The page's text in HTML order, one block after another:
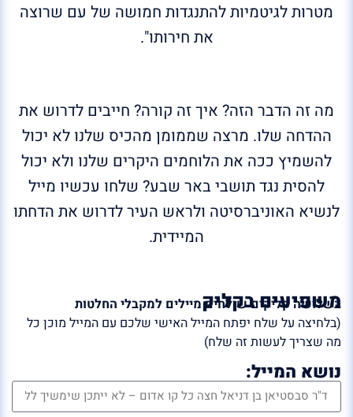
מטרות לגיטמיות להתנגדות חמושה של עם שרוצה
את חירותו".
מה זה הדבר הזה? איך זה קורה? חייבים לדרוש את
ההדחה שלו. מרצה שממומן מהכיס שלנו לא יכול
להשמיץ ככה את הלוחמים היקרים שלנו ולא יכול
להסית נגד תושבי באר שבע? שלחו עכשיו מייל
לנשיא האוניברסיטה ולראש העיר לדרוש את הדחתו
המיידית.
משפיעים בקליק
בשלושה קליקים שולחים מיילים למקבלי החלטות
(בלחיצה על שלח יפתח המייל האישי שלכם עם המייל מוכן כל
מה שצריך לעשות זה שלח)
נושא המייל: